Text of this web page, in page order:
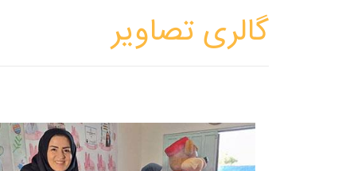
گالری تصاویر